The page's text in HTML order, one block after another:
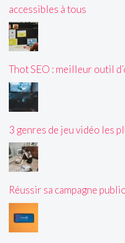
accessibles à tous
Thot SEO : meilleur outil
3 genres de jeu vidéo les
Réussir sa campagne